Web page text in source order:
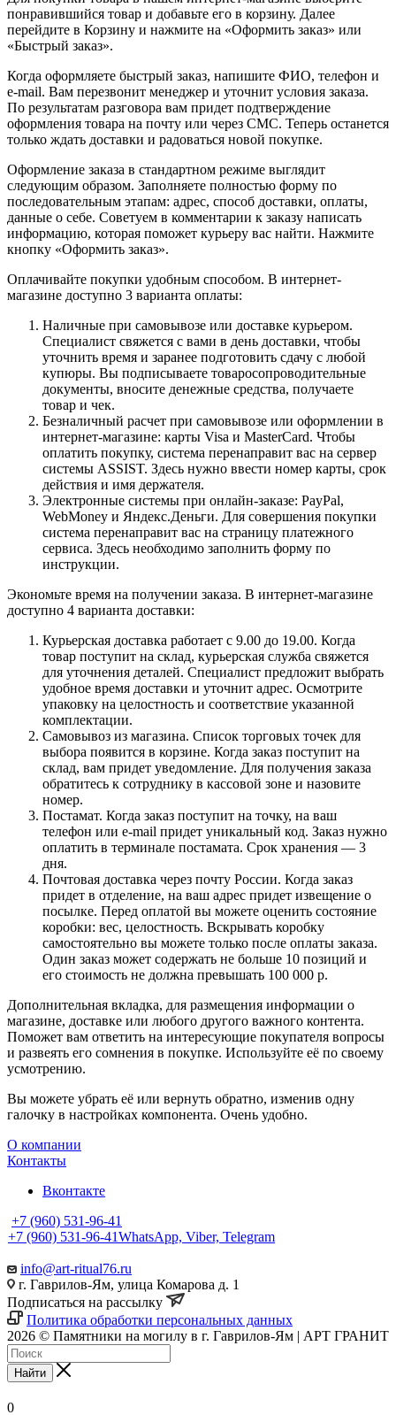
понравившийся товар и добавьте его в корзину. Далее
перейдите в Корзину и нажмите на «Оформить заказ» или
«Быстрый заказ».
Когда оформляете быстрый заказ, напишите ФИО, телефон и
e-mail. Вам перезвонит менеджер и уточнит условия заказа.
По результатам разговора вам придет подтверждение
оформления товара на почту или через СМС. Теперь останется
только ждать доставки и радоваться новой покупке.
Оформление заказа в стандартном режиме выглядит
следующим образом. Заполняете полностью форму по
последовательным этапам: адрес, способ доставки, оплаты,
данные о себе. Советуем в комментарии к заказу написать
информацию, которая поможет курьеру вас найти. Нажмите
кнопку «Оформить заказ».
Оплачивайте покупки удобным способом. В интернет-
магазине доступно 3 варианта оплаты:
Наличные при самовывозе или доставке курьером.
Специалист свяжется с вами в день доставки, чтобы
уточнить время и заранее подготовить сдачу с любой
купюры. Вы подписываете товаросопроводительные
документы, вносите денежные средства, получаете
товар и чек.
Безналичный расчет при самовывозе или оформлении в
интернет-магазине: карты Visa и MasterCard. Чтобы
оплатить покупку, система перенаправит вас на сервер
системы ASSIST. Здесь нужно ввести номер карты, срок
действия и имя держателя.
Электронные системы при онлайн-заказе: PayPal,
WebMoney и Яндекс.Деньги. Для совершения покупки
система перенаправит вас на страницу платежного
сервиса. Здесь необходимо заполнить форму по
инструкции.
Экономьте время на получении заказа. В интернет-магазине
доступно 4 варианта доставки:
Курьерская доставка работает с 9.00 до 19.00. Когда
товар поступит на склад, курьерская служба свяжется
для уточнения деталей. Специалист предложит выбрать
удобное время доставки и уточнит адрес. Осмотрите
упаковку на целостность и соответствие указанной
комплектации.
Самовывоз из магазина. Список торговых точек для
выбора появится в корзине. Когда заказ поступит на
склад, вам придет уведомление. Для получения заказа
обратитесь к сотруднику в кассовой зоне и назовите
номер.
Постамат. Когда заказ поступит на точку, на ваш
телефон или e-mail придет уникальный код. Заказ нужно
оплатить в терминале постамата. Срок хранения — 3
дня.
Почтовая доставка через почту России. Когда заказ
придет в отделение, на ваш адрес придет извещение о
посылке. Перед оплатой вы можете оценить состояние
коробки: вес, целостность. Вскрывать коробку
самостоятельно вы можете только после оплаты заказа.
Один заказ может содержать не больше 10 позиций и
его стоимость не должна превышать 100 000 р.
Дополнительная вкладка, для размещения информации о
магазине, доставке или любого другого важного контента.
Поможет вам ответить на интересующие покупателя вопросы
и развеять его сомнения в покупке. Используйте её по своему
усмотрению.
Вы можете убрать её или вернуть обратно, изменив одну
галочку в настройках компонента. Очень удобно.
О компании
Контакты
Вконтакте
+7 (960) 531-96-41
+7 (960) 531-96-41WhatsApp, Viber, Telegram
info@art-ritual76.ru
г. Гаврилов-Ям, улица Комарова д. 1
Подписаться на рассылку
Политика обработки персональных данных
2026 © Памятники на могилу в г. Гаврилов-Ям | АРТ ГРАНИТ
Найти
0